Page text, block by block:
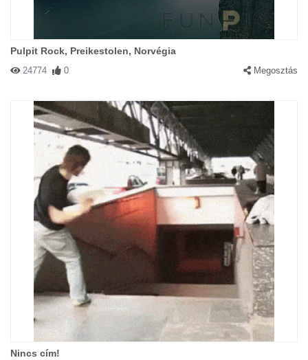
Pulpit Rock, Preikestolen, Norvégia
24774 0 Megosztás
Nincs cím!